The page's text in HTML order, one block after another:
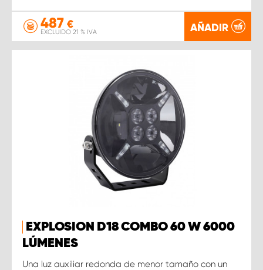
487 €
EXCLUIDO 21 % IVA AÑADIR
EXPLOSION D18 COMBO 60 W 6000
LÚMENES
Una luz auxiliar redonda de menor tamaño con un